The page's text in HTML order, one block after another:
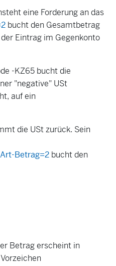
eine Forderung an das
bucht den Gesamtbetrag
Eintrag im Gegenkonto
-KZ65 bucht die
"negative" USt
auf ein
die USt zurück. Sein
Art-Betrag=2 bucht den
Betrag erscheint in